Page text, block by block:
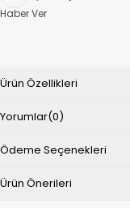
Haber Ver
Ürün Özellikleri
Yorumlar(0)
Ödeme Seçenekleri
Ürün Önerileri